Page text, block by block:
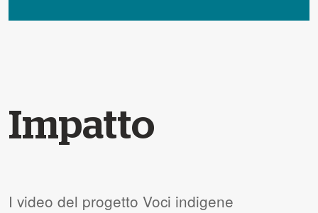
Impatto
I video del progetto Voci indigene